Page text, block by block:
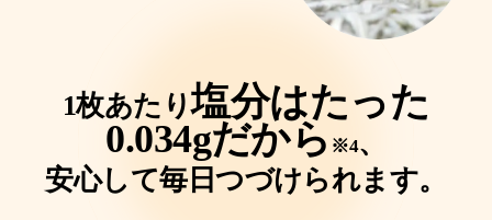
1枚あたり塩分はたった
0.034gだから ※4、
安心して毎日つづけられます。